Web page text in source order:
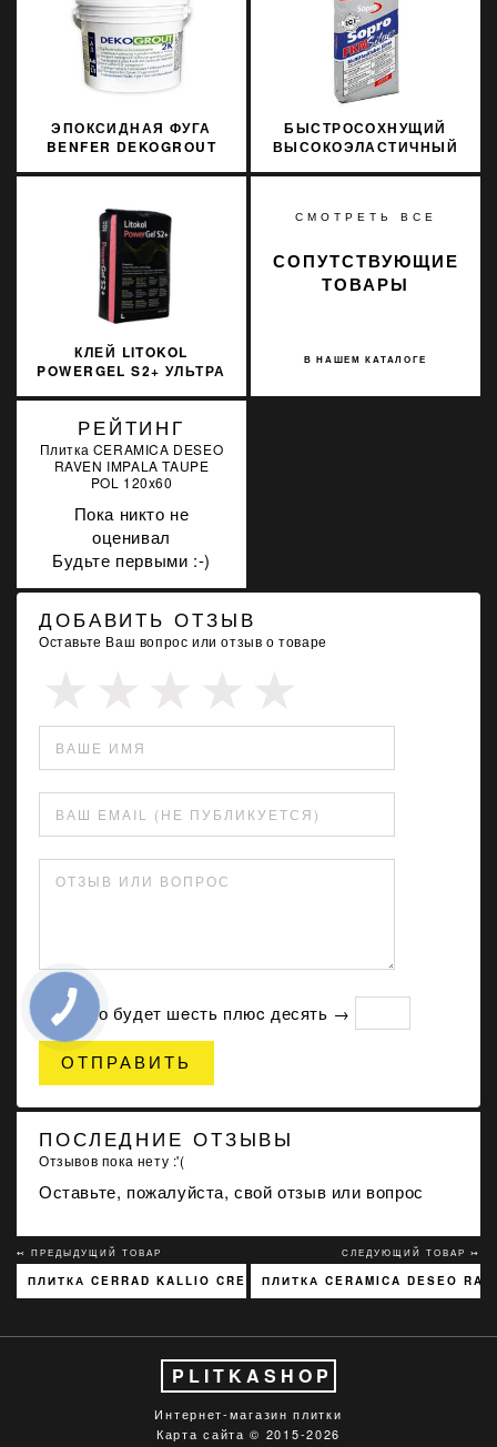
ЭПОКСИДНАЯ ФУГА
BENFER DEKOGROUT
БЫСТРОСОХНУЩИЙ
ВЫСОКОЭЛАСТИЧНЫЙ
КЛЕЙ LITOKOL
POWERGEL S2+ УЛЬТРА
СМОТРЕТЬ ВСЕ
В НАШЕМ КАТАЛОГЕ
СОПУТСТВУЮЩИЕ
ТОВАРЫ
РЕЙТИНГ
Плитка CERAMICA DESEO
RAVEN IMPALA TAUPE
POL 120x60
Пока никто не
оценивал
Будьте первыми :-)
ДОБАВИТЬ ОТЗЫВ
Оставьте Ваш вопрос или отзыв о товаре
ВАШЕ ИМЯ
ВАШ EMAIL (НЕ ПУБЛИКУЕТСЯ)
ОТЗЫВ ИЛИ ВОПРОС
Сколько будет шeсть плюc десять →
ОТПРАВИТЬ
ПОСЛЕДНИЕ ОТЗЫВЫ
Отзывов пока нету :'(
Оставьте, пожалуйста, свой отзыв или вопрос
↢ ПРЕДЫДУЩИЙ ТОВАР
ПЛИТКА CERRAD KALLIO CREAM 3768 15X45
СЛЕДУЮЩИЙ ТОВАР ↣
ПЛИТКА CERAMICA DESEO
PLITKASHOP
Интернет-магазин плитки
Карта сайта © 2015-2026